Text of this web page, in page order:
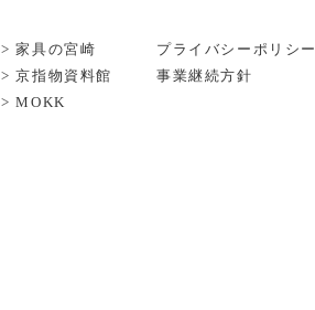
> 家具の宮崎
> 京指物資料館
> MOKK
プライバシーポリシー
事業継続方針